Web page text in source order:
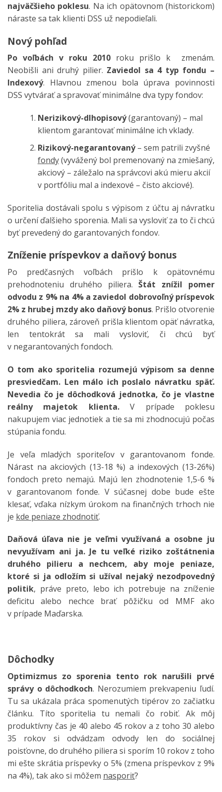
najväčšieho poklesu. Na ich opätovnom (historickom)
náraste sa tak klienti DSS už nepodieľali.
Nový pohľad
Po voľbách v roku 2010 roku prišlo k zmenám.
Neobišli ani druhý pilier. Zaviedol sa 4 typ fondu –
Indexový. Hlavnou zmenou bola úprava povinnosti
DSS vytvárať a spravovať minimálne dva typy fondov:
Nerizikový-dlhopisový(garantovaný) – mal
klientom garantovať minimálne ich vklady.
Rizikový-negarantovaný– sem patrili zvyšné
fondy(vyvážený bol premenovaný na zmiešaný,
akciový – záležalo na správcovi akú mieru akcií
v portfóliu mal a indexové – čisto akciové).
Sporitelia dostávali spolu s výpisom z účtu aj návratku
o určení ďalšieho sporenia. Mali sa vysloviť za to či chcú
byť prevedený do garantovaných fondov.
Zníženie príspevkov a daňový bonus
Po predčasných voľbách prišlo k opätovnému
prehodnoteniu druhého piliera.Štát znížil pomer
odvodu z 9% na 4% a zaviedol dobrovoľný príspevok
2% z hrubej mzdy ako daňový bonus. Prišlo otvorenie
druhého piliera, zároveň prišla klientom opäť návratka,
len tentokrát sa mali vysloviť, či chcú byť
v negarantovaných fondoch.
O tom ako sporitelia rozumejú výpisom sa denne
presviedčam. Len málo ich poslalo návratku späť.
Nevedia čo je dôchodková jednotka, čo je vlastne
reálny majetok klienta.V prípade poklesu
nakupujem viac jednotiek a tie sa mi zhodnocujú počas
stúpania fondu.
Je veľa mladých sporiteľov v garantovanom fonde.
Nárast na akciových (13-18 %) a indexových (13-26%)
fondoch preto nemajú. Majú len zhodnotenie 1,5-6 %
v garantovanom fonde. V súčasnej dobe bude ešte
klesať, vďaka nízkym úrokom na finančných trhoch nie
je kde peniaze zhodnotiť.
Daňová úľava nie je veľmi využívaná a osobne ju
nevyužívam ani ja. Je tu veľké riziko zoštátnenia
druhého pilieru a nechcem, aby moje peniaze,
ktoré si ja odložím si užíval nejaký nezodpovedný
politik, práve preto, lebo ich potrebuje na zníženie
deficitu alebo nechce brať pôžičku od MMF ako
v prípade Maďarska.
Dôchodky
Optimizmus zo sporenia tento rok narušili prvé
správy o dôchodkoch. Nerozumiem prekvapeniu ľudí.
Tu sa ukázala práca spomenutých tipérov zo začiatku
článku. Títo sporitelia tu nemali čo robiť. Ak môj
produktívny čas je 40 alebo 45 rokov a z toho 30 alebo
35 rokov si odvádzam odvody len do sociálnej
poisťovne, do druhého piliera si sporím 10 rokov z toho
mi ešte skrátia príspevky o 5% (zmena príspevkov z 9%
na 4%), tak ako si môžem nasporiť?